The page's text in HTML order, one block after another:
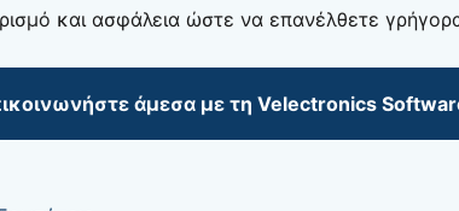
και ασφάλεια ώστε να επανέλθετε
άμεσα με τη Velectronics